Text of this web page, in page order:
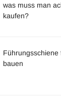
was muss man
kaufen?
bauen